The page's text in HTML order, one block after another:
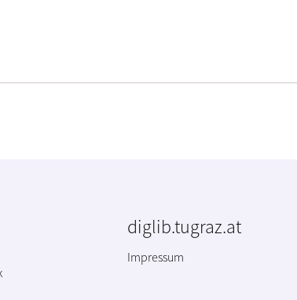
diglib.tugraz.at
Impressum